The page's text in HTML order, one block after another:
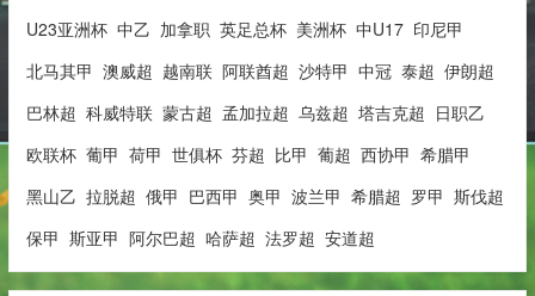
U23亚洲杯 中乙 加拿职 英足总杯 美洲杯 中U17 印尼甲
北马其甲 澳威超 越南联 阿联酋超 沙特甲 中冠 泰超 伊朗超
巴林超 科威特联 蒙古超 孟加拉超 乌兹超 塔吉克超 日职乙
欧联杯 葡甲 荷甲 世俱杯 芬超 比甲 葡超 西协甲 希腊甲
黑山乙 拉脱超 俄甲 巴西甲 奥甲 波兰甲 希腊超 罗甲 斯伐超
保甲 斯亚甲 阿尔巴超 哈萨超 法罗超 安道超